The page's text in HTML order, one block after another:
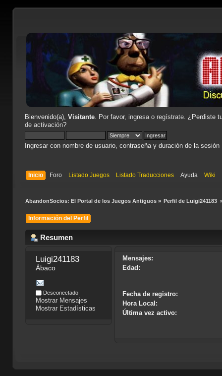
Bienvenido(a), Visitante. Por favor, ingresao regístrate. ¿Perdiste
de activación?
Ingresar con nombre de usuario, contraseña y duración de la sesión
Inicio Foro Listado Juegos Listado Traducciones Ayuda Wiki
AbandonSocios: El Portal de los Juegos Antiguos» Perfil de Luigi241183
Información del Perfil
Resumen
Luigi241183
Ábaco
Desconectado
Mostrar Mensajes
Mostrar Estadísticas
Mensajes:
Edad:
Fecha de registro:
Hora Local:
Última vez activo: